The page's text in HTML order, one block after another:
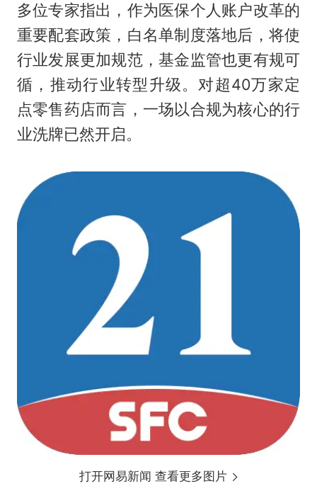
多位专家指出，作为医保个人账户改革的
重要配套政策，白名单制度落地后，将使
行业发展更加规范，基金监管也更有规可
循，推动行业转型升级。对超40万家定
点零售药店而言，一场以合规为核心的行
业洗牌已然开启。
打开网易新闻 查看更多图片